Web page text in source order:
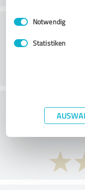
Impressum
Einwilligungsauswahl
Notwendig
Statistiken
What do